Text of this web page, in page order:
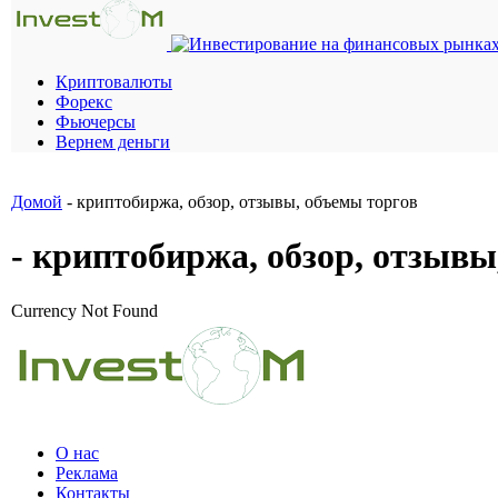
Криптовалюты
Форекс
Фьючерсы
Вернем деньги
Домой - криптобиржа, обзор, отзывы, объемы торгов
- криптобиржа, обзор,
Currency Not Found
О нас
Реклама
Контакты